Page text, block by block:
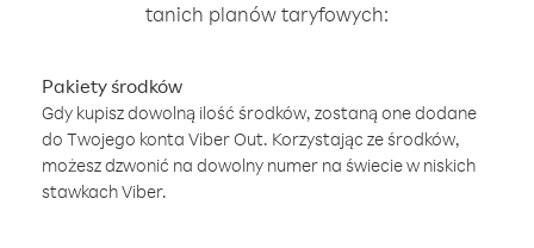
tanich planów taryfowych:
Pakiety środków
Gdy kupisz dowolną ilość środków, zostaną one dodane
do Twojego konta Viber Out. Korzystając ze środków,
możesz dzwonić na dowolny numer na świecie w niskich
stawkach Viber.